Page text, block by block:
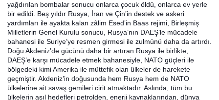
yağdırılan bombalar sonucu onlarca çocuk öldü, onlarca ev yerle
bir edildi. Beş yıldır Rusya, İran ve Çin’in destek ve askeri
yardımları ile ayakta kalan zâlim Esed’in Baas rejimi, Birleşmiş
Milletlerin Genel Kurulu sonucu, Rusya’nın DAEŞ’le mücadele
bahanesi ile Suriye’ye resmen girmesi ile zulmünü daha da artırdı.
Doğu Akdeniz’de gücünü daha bir artıran Rusya ile birlikte,
DAEŞ’e karşı mücadele etmek bahanesiyle, NATO güçleri ile
bölgedeki kimi Amerika ile müttefik olan ülkeler de harekete
geçmiştir. Akdeniz’in doğusunda hem Rusya hem de NATO
ülkelerine ait savaş gemileri cirit atmaktadır. Aslında, tüm bu
ülkelerin asıl hedefleri petrolden, enerji kaynaklarından, dünya